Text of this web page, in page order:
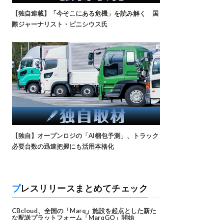
【独自連載】「今そこにある危機」を読み解く 国
際ジャーナリスト・ビニシウス氏
【独自】オープンロジの「AI梱包予測」、トラック
必要台数の迅速把握にも活用本格化
プレスリリースまとめてチェック
CBcloud、全国の「Marq」施設を起点とした新た
な配送プラットフォーム「MarqGO」開始